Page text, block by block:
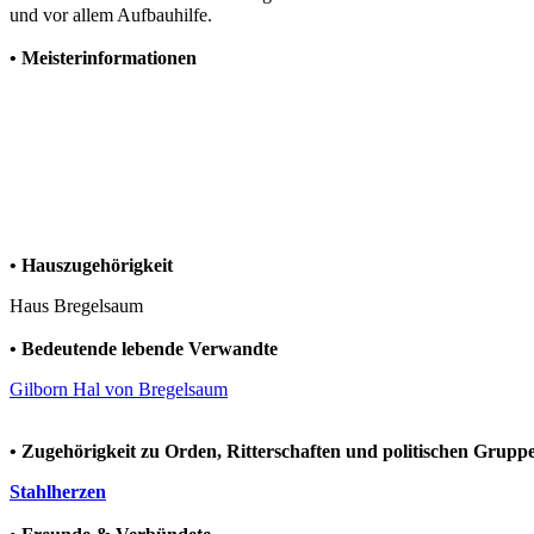
und vor allem Aufbauhilfe.
• Meisterinformationen
• Hauszugehörigkeit
Haus Bregelsaum
• Bedeutende lebende Verwandte
Gilborn Hal von Bregelsaum
• Zugehörigkeit zu Orden, Ritterschaften und politischen
Stahlherzen